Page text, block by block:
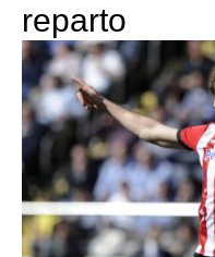
reparto